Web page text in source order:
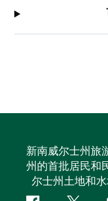
新南威尔士州旅
州的首批居民和
尔士州土地和